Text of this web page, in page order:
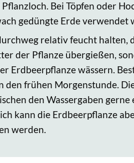
Bei Töpfen oder
gedüngte Erde verwendet
relativ feucht halten,
der Pflanze übergießen,
Erdbeerpflanze wässern.
den frühen Morgenstunde.
den Wassergaben gerne
kann die Erdbeerpflanze
werden.